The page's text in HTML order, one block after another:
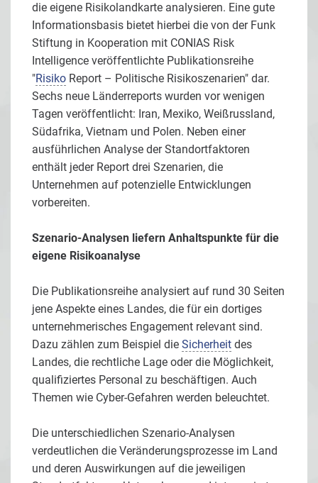
die eigene Risikolandkarte analysieren. Eine gute
Informationsbasis bietet hierbei die von der Funk
Stiftung in Kooperation mit CONIAS Risk
Intelligence veröffentlichte Publikationsreihe
"Risiko Report – Politische Risikoszenarien" dar.
Sechs neue Länderreports wurden vor wenigen
Tagen veröffentlicht: Iran, Mexiko, Weißrussland,
Südafrika, Vietnam und Polen. Neben einer
ausführlichen Analyse der Standortfaktoren
enthält jeder Report drei Szenarien, die
Unternehmen auf potenzielle Entwicklungen
vorbereiten.
Szenario-Analysen liefern Anhaltspunkte für die
eigene Risikoanalyse
Die Publikationsreihe analysiert auf rund 30 Seiten
jene Aspekte eines Landes, die für ein dortiges
unternehmerisches Engagement relevant sind.
Dazu zählen zum Beispiel die Sicherheit des
Landes, die rechtliche Lage oder die Möglichkeit,
qualifiziertes Personal zu beschäftigen. Auch
Themen wie Cyber-Gefahren werden beleuchtet.
Die unterschiedlichen Szenario-Analysen
verdeutlichen die Veränderungsprozesse im Land
und deren Auswirkungen auf die jeweiligen